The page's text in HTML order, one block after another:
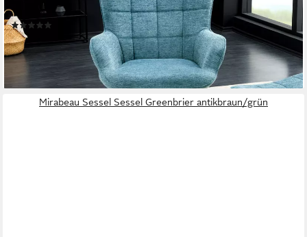
· mit Armlehnen · Scandi Design · Ziersteppung
149,95 €
lieferbar - in 5-6 Werktagen bei dir
+1
Mirabeau Sessel Sessel Greenbrier antikbraun/grün